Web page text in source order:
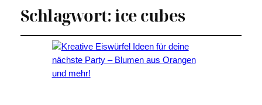
Schlagwort:ice cubes